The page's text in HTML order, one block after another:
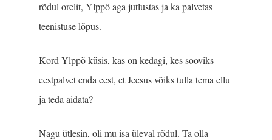
rõdul orelit, Ylppö aga jutlustas ja ka palvetas
teenistuse lõpus.
Kord Ylppö küsis, kas on kedagi, kes sooviks
eestpalvet enda eest, et Jeesus võiks tulla tema ellu
ja teda aidata?
Nagu ütlesin, oli mu isa üleval rõdul. Ta olla